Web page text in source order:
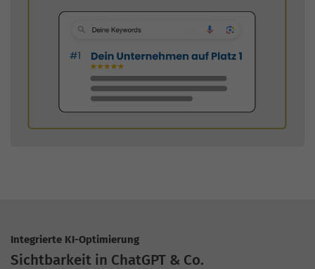
Integrierte KI-Optimierung
Sichtbarkeit in ChatGPT & Co.